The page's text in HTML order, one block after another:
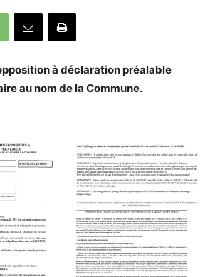
à déclaration préalable
au nom de la Commune.